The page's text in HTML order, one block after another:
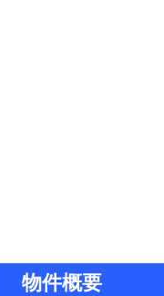
物件概要